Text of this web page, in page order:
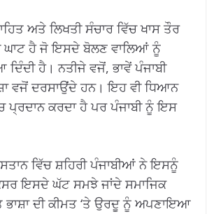
ਅਤੇ ਲਿਖਤੀ ਸੰਚਾਰ ਵਿੱਚ ਖਾਸ ਤੌਰ
ਘਾਟ ਹੈ ਜੋ ਇਸਦੇ ਬੋਲਣ ਵਾਲਿਆਂ ਨੂੰ
ਹੈ। ਨਤੀਜੇ ਵਜੋਂ, ਭਾਵੇਂ ਪੰਜਾਬੀ
ਵਜੋਂ ਦਰਸਾਉਂਦੇ ਹਨ। ਇਹ ਵੀ ਧਿਆਨ
ਕਰਦਾ ਹੈ ਪਰ ਪੰਜਾਬੀ ਨੂੰ ਇਸ
ਵਿੱਚ ਸ਼ਹਿਰੀ ਪੰਜਾਬੀਆਂ ਨੇ ਇਸਨੂੰ
ਇਸਦੇ ਘੱਟ ਸਮਝੇ ਜਾਂਦੇ ਸਮਾਜਿਕ
ਭਾਸ਼ਾ ਦੀ ਕੀਮਤ ‘ਤੇ ਉਰਦੂ ਨੂੰ ਅਪਣਾਇਆ